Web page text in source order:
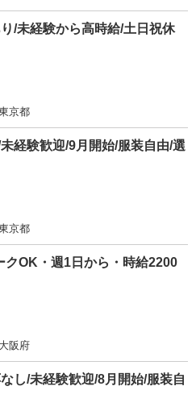
/未経験から高時給/土日祝休
京都
経験歓迎/9月開始/服装自由/選
京都
クOK・週1日から・時給2200
阪府
し/未経験歓迎/8月開始/服装自